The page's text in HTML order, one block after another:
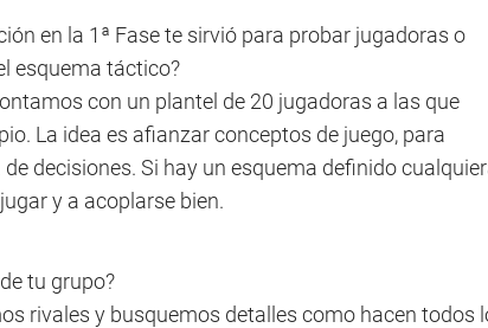
en la 1ª Fase te sirvió para probar jugadoras o
esquema táctico?
con un plantel de 20 jugadoras a las que
La idea es afianzar conceptos de juego, para
decisiones. Si hay un esquema definido
y a acoplarse bien.
tu grupo?
rivales y busquemos detalles como hacen todos